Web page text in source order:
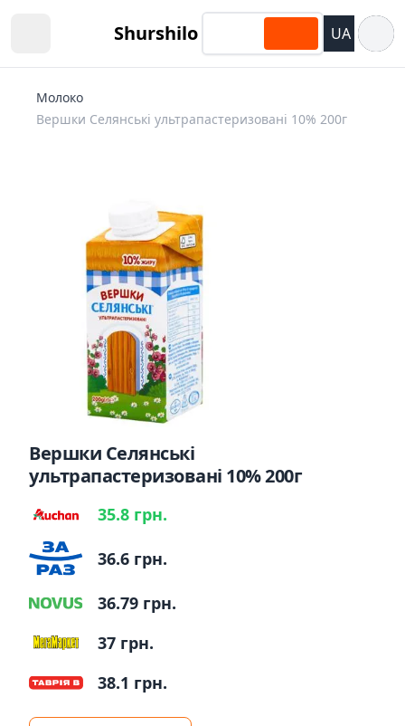
Shurshilo UA
Молоко
Вершки Селянські ультрапастеризовані 10% 200г
Вершки Селянські
ультрапастеризовані 10% 200г
35.8 грн.
36.6 грн.
36.79 грн.
37 грн.
38.1 грн.